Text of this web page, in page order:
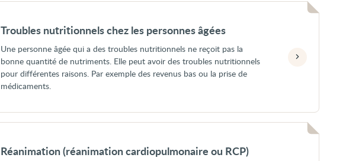
Troubles nutritionnels chez les personnes âgées
Une personne âgée qui a des troubles nutritionnels ne reçoit pas la
bonne quantité de nutriments. Elle peut avoir des troubles nutritionnels
pour différentes raisons. Par exemple des revenus bas ou la prise de
médicaments.
Réanimation (réanimation cardiopulmonaire ou RCP)